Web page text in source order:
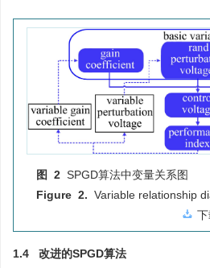
图 2 SPGD算法中变量关系图
Figure 2. Variable relationship
1.4 改进的SPGD算法